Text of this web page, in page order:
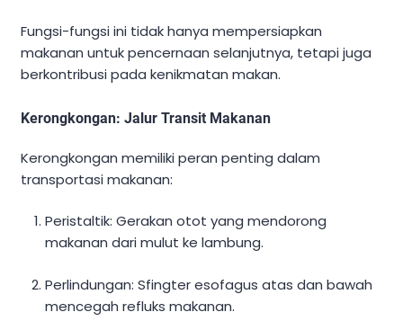
Fungsi-fungsi ini tidak hanya mempersiapkan
makanan untuk pencernaan selanjutnya, tetapi juga
berkontribusi pada kenikmatan makan.
Kerongkongan: Jalur Transit Makanan
Kerongkongan memiliki peran penting dalam
transportasi makanan:
Peristaltik: Gerakan otot yang mendorong
makanan dari mulut ke lambung.
Perlindungan: Sfingter esofagus atas dan bawah
mencegah refluks makanan.